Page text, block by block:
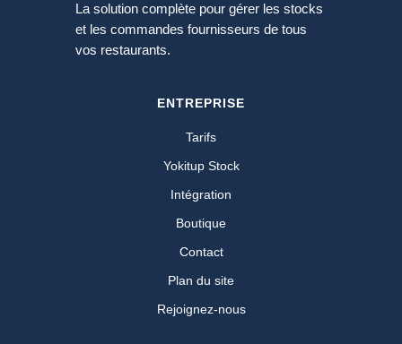
La solution complète pour gérer les stocks
et les commandes fournisseurs de tous
vos restaurants.
ENTREPRISE
Tarifs
Yokitup Stock
Intégration
Boutique
Contact
Plan du site
Rejoignez-nous